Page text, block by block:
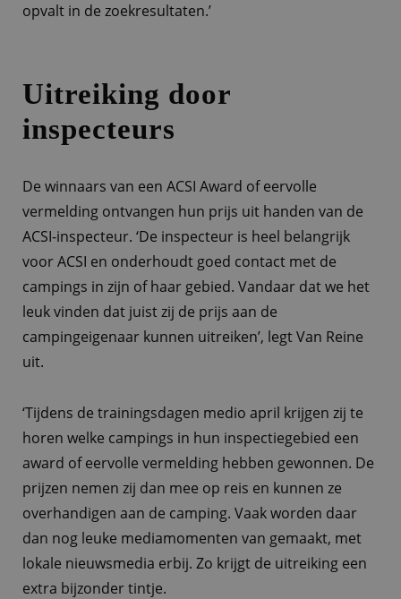
opvalt in de zoekresultaten.’
Uitreiking door
inspecteurs
De winnaars van een ACSI Award of eervolle
vermelding ontvangen hun prijs uit handen van de
ACSI-inspecteur. ‘De inspecteur is heel belangrijk
voor ACSI en onderhoudt goed contact met de
campings in zijn of haar gebied. Vandaar dat we het
leuk vinden dat juist zij de prijs aan de
campingeigenaar kunnen uitreiken’, legt Van Reine
uit.
‘Tijdens de trainingsdagen medio april krijgen zij te
horen welke campings in hun inspectiegebied een
award of eervolle vermelding hebben gewonnen. De
prijzen nemen zij dan mee op reis en kunnen ze
overhandigen aan de camping. Vaak worden daar
dan nog leuke mediamomenten van gemaakt, met
lokale nieuwsmedia erbij. Zo krijgt de uitreiking een
extra bijzonder tintje.